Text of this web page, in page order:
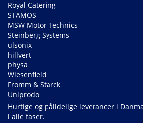
Royal Catering
STAMOS
MSW Motor Technics
Steinberg Systems
ulsonix
hillvert
physa
Wiesenfield
Fromm & Starck
Uniprodo
Hurtige og pålidelige leverancer i
i alle faser.